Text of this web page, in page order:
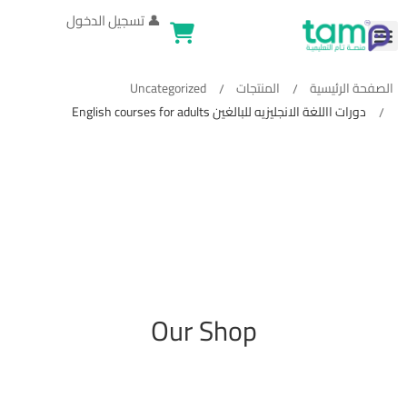
👤تسجيل الدخول
Our Shop
الصفحة الرئيسية المنتجات
Uncategorized
دورات االلغة الانجليزيه للبالغين English courses for adults